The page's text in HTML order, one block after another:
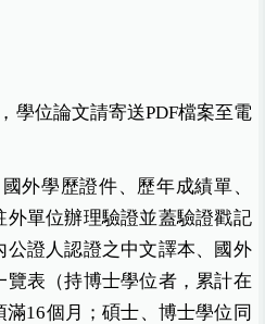
學位論文請寄送PDF檔案至電
外學歷證件、歷年成績單、
外單位辦理驗證並蓋驗證戳記
公證人認證之中文譯本、國外
表（持博士學位者，累計在
16個月；碩士、博士學位同